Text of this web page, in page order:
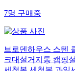
7명 구매중
브로덴하우스 스텐
크대설거지통 캠핑